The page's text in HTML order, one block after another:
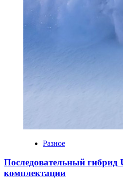
Разное
Последовательный
комплектации